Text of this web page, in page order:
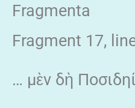
Fragmenta
Fragment 17,
… μὲν δὴ